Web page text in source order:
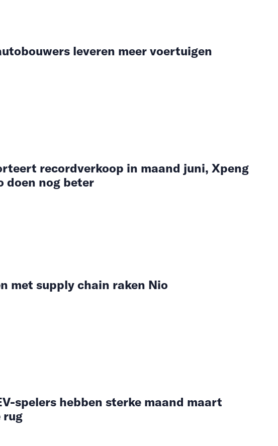
leveren meer voertuigen
recordverkoop in maand juni, Xpeng
doen nog beter
met supply chain raken Nio
spelers hebben sterke maand maart
rug